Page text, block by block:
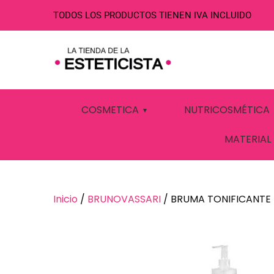
TODOS LOS PRODUCTOS TIENEN IVA INCLUIDO
COSMETICA NUTRICOSMÉTICA
MATERIAL
BRUMA
Inicio / BRUNOVASSARI / BRUMA